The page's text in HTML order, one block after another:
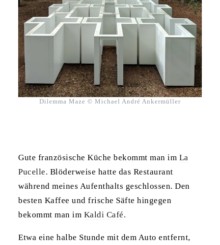
Dilemma Maze © Michael André Ankermüller
Gute französische Küche bekommt man im La
Pucelle. Blöderweise hatte das Restaurant
während meines Aufenthalts geschlossen. Den
besten Kaffee und frische Säfte hingegen
bekommt man im Kaldi Café.
Etwa eine halbe Stunde mit dem Auto entfernt,